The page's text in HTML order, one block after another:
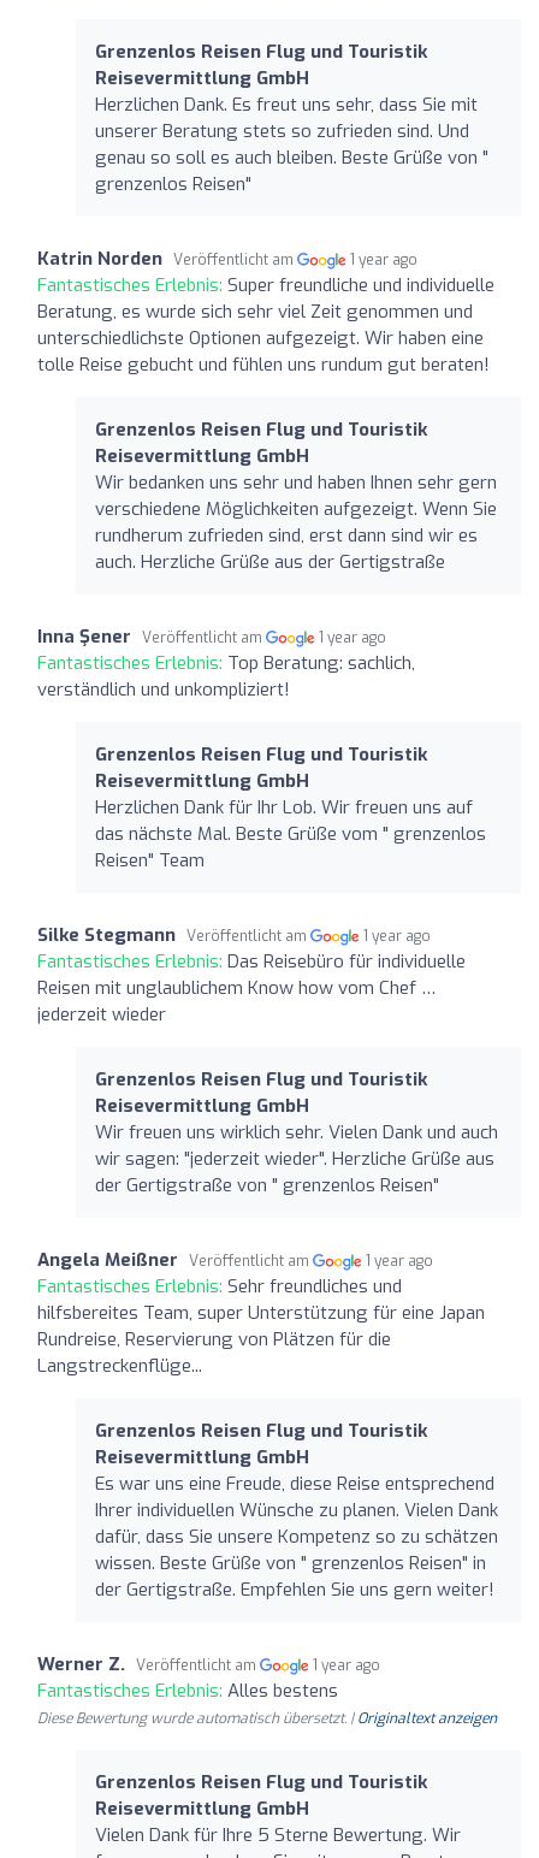
Grenzenlos Reisen Flug und Touristik
Reisevermittlung GmbH
Herzlichen Dank. Es freut uns sehr, dass Sie mit
unserer Beratung stets so zufrieden sind. Und
genau so soll es auch bleiben. Beste Grüße von "
grenzenlos Reisen"
Katrin Norden Veröffentlicht am 1 year ago
Fantastisches Erlebnis: Super freundliche und individuelle
Beratung, es wurde sich sehr viel Zeit genommen und
unterschiedlichste Optionen aufgezeigt. Wir haben eine
tolle Reise gebucht und fühlen uns rundum gut beraten!
Grenzenlos Reisen Flug und Touristik
Reisevermittlung GmbH
Wir bedanken uns sehr und haben Ihnen sehr gern
verschiedene Möglichkeiten aufgezeigt. Wenn Sie
rundherum zufrieden sind, erst dann sind wir es
auch. Herzliche Grüße aus der Gertigstraße
Inna Şener Veröffentlicht am 1 year ago
Fantastisches Erlebnis: Top Beratung: sachlich,
verständlich und unkompliziert!
Grenzenlos Reisen Flug und Touristik
Reisevermittlung GmbH
Herzlichen Dank für Ihr Lob. Wir freuen uns auf
das nächste Mal. Beste Grüße vom " grenzenlos
Reisen" Team
Silke Stegmann Veröffentlicht am 1 year ago
Fantastisches Erlebnis: Das Reisebüro für individuelle
Reisen mit unglaublichem Know how vom Chef …
jederzeit wieder
Grenzenlos Reisen Flug und Touristik
Reisevermittlung GmbH
Wir freuen uns wirklich sehr. Vielen Dank und auch
wir sagen: "jederzeit wieder". Herzliche Grüße aus
der Gertigstraße von " grenzenlos Reisen"
Angela Meißner Veröffentlicht am 1 year ago
Fantastisches Erlebnis: Sehr freundliches und
hilfsbereites Team, super Unterstützung für eine Japan
Rundreise, Reservierung von Plätzen für die
Langstreckenflüge...
Grenzenlos Reisen Flug und Touristik
Reisevermittlung GmbH
Es war uns eine Freude, diese Reise entsprechend
Ihrer individuellen Wünsche zu planen. Vielen Dank
dafür, dass Sie unsere Kompetenz so zu schätzen
wissen. Beste Grüße von " grenzenlos Reisen" in
der Gertigstraße. Empfehlen Sie uns gern weiter!
Werner Z. Veröffentlicht am 1 year ago
Fantastisches Erlebnis: Alles bestens
Diese Bewertung wurde automatisch übersetzt. |Originaltext anzeigen
Grenzenlos Reisen Flug und Touristik
Reisevermittlung GmbH
Vielen Dank für Ihre 5 Sterne Bewertung. Wir